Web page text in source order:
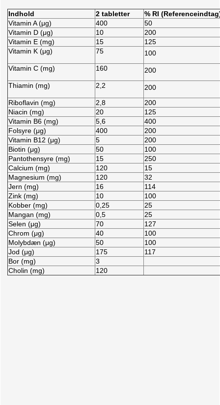
Indhold 2 tabletter
% RI
Vitamin A (μg)
400
50
Vitamin D (μg)
10
200
Vitamin E (mg)
15
125
Vitamin K (μg)
75
100
Vitamin C (mg)
160
200
Thiamin (mg)
2,2
200
Riboflavin (mg)
2,8
200
Niacin (mg)
20
125
Vitamin B6 (mg)
5,6
400
Folsyre (μg)
400
200
Vitamin B12 (μg)
5
200
Biotin (μg)
50
100
Pantothensyre (mg)
15
250
Calcium (mg)
120
15
Magnesium (mg)
120
32
Jern (mg)
16
114
Zink (mg)
10
100
Kobber (mg)
0,25
25
Mangan (mg)
0,5
25
Selen (μg)
70
127
Chrom (μg)
40
100
Molybdæn (μg)
50
100
Jod (μg)
175
117
Bor (mg)
3
Cholin (mg)
120